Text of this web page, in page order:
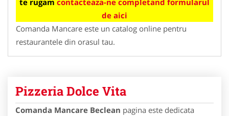
te rugam contacteaza-ne completand formularul
de aici
Comanda Mancare este un catalog online pentru
restaurantele din orasul tau.
Pizzeria Dolce Vita
Comanda Mancare Beclean pagina este dedicata